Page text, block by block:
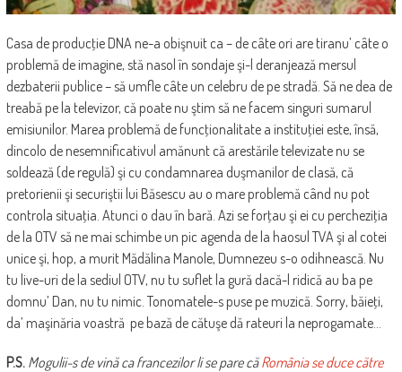
Casa de producţie DNA ne-a obişnuit ca – de câte ori are tiranu’ câte o
problemă de imagine, stă nasol în sondaje şi-l deranjează mersul
dezbaterii publice – să umfle câte un celebru de pe stradă. Să ne dea de
treabă pe la televizor, că poate nu ştim să ne facem singuri sumarul
emisiunilor. Marea problemă de funcţionalitate a instituţiei este, însă,
dincolo de nesemnificativul amănunt că arestările televizate nu se
soldează (de regulă) şi cu condamnarea duşmanilor de clasă, că
pretorienii şi securiştii lui Băsescu au o mare problemă când nu pot
controla situaţia. Atunci o dau în bară. Azi se forţau şi ei cu percheziţia
de la OTV să ne mai schimbe un pic agenda de la haosul TVA şi al cotei
unice şi, hop, a murit Mădălina Manole, Dumnezeu s-o odihnească. Nu
tu live-uri de la sediul OTV, nu tu suflet la gură dacă-l ridică au ba pe
domnu’ Dan, nu tu nimic. Tonomatele-s puse pe muzică. Sorry, băieţi,
da’ maşinăria voastră pe bază de cătuşe dă rateuri la neprogamate…
P.S.Mogulii-s de vină ca francezilor li se pare căRomânia se duce către